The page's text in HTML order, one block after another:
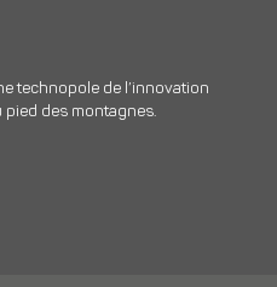
technopole de l’innovation
pied des montagnes.